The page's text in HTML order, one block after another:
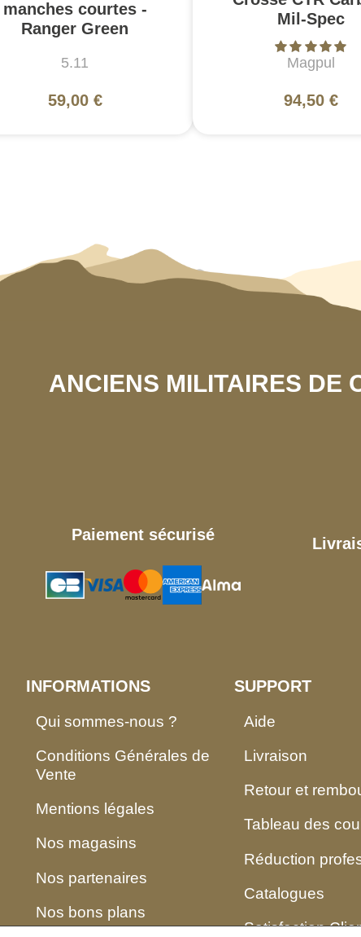
manches courtes -
Ranger Green
5.11
59,00 €
Mil-Spec
Magpul
94,50 €
ANCIENS MILITAIRES DE
Paiement sécurisé
INFORMATIONS
Qui sommes-nous ?
Conditions Générales de
Vente
Mentions légales
Nos magasins
Nos partenaires
Nos bons plans
SUPPORT
Aide
Livraison
Retour et
Tableau des
Réduction
Catalogues
Satisfaction